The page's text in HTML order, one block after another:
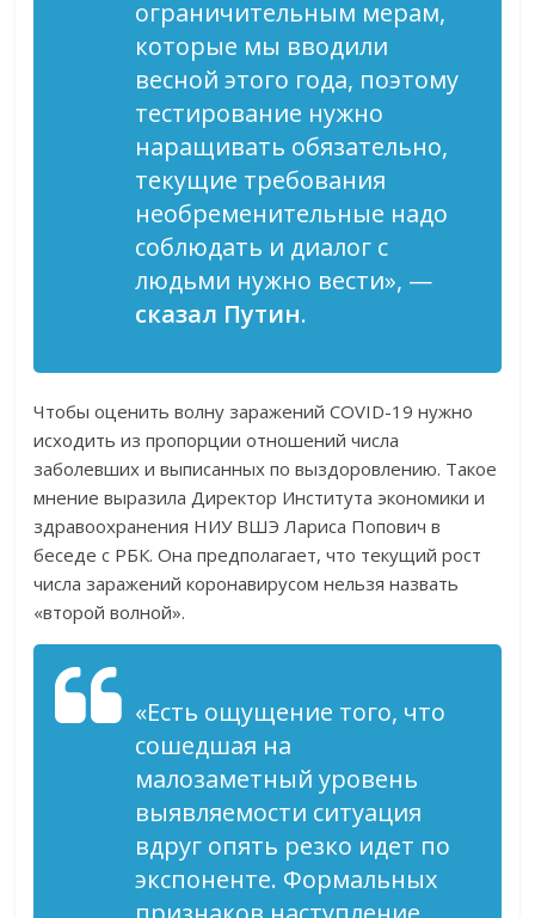
ограничительным мерам,
которые мы вводили
весной этого года, поэтому
тестирование нужно
наращивать обязательно,
текущие требования
необременительные надо
соблюдать и диалог с
людьми нужно вести», —
сказал Путин.
Чтобы оценить волну заражений COVID-19 нужно
исходить из пропорции отношений числа
заболевших и выписанных по выздоровлению. Такое
мнение выразила Директор Института экономики и
здравоохранения НИУ ВШЭ Лариса Попович в
беседе с РБК. Она предполагает, что текущий рост
числа заражений коронавирусом нельзя назвать
«второй волной».
«Есть ощущение того, что
сошедшая на
малозаметный уровень
выявляемости ситуация
вдруг опять резко идет по
экспоненте. Формальных